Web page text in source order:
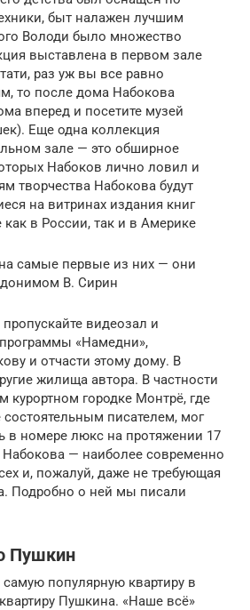
быт налажен лучшим
Володи было множество
выставлена в первом зале
раз уж вы все равно
то после дома Набокова
вперед и посетите музей
Еще одна коллекция
зале — это обширное
Набоков лично ловил и
творчества Набокова будут
на витринах издания книг
в России, так и в Америке
самые первые из них — они
В. Сирин
видеозал и
«Намедни»,
и отчасти этому дому. В
жилища автора. В частности
курортном городке Монтрё, где
состоятельным писателем, мог
в номере люкс на протяжении 17
Набокова — наиболее современно
и, пожалуй, даже не требующая
Подробно о ней мы писали
Пушкин
популярную квартиру в
Пушкина. «Наше всё»